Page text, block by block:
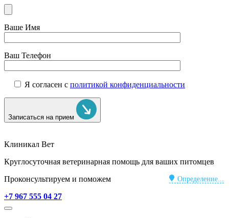
Ваше Имя
Ваш Телефон
Я согласен с политикой конфиденциальности
Записаться на прием
Клиникал Вет
Круглосуточная ветеринарная помощь для ваших питомцев
Определение...
Проконсультируем и поможем
+7 967 555 04 27